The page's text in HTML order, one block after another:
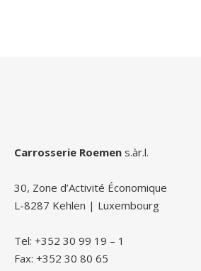
Carrosserie Roemen s.àr.l.
30, Zone d’Activité Économique
L-8287 Kehlen | Luxembourg
Tel: +352 30 99 19 – 1
Fax: +352 30 80 65